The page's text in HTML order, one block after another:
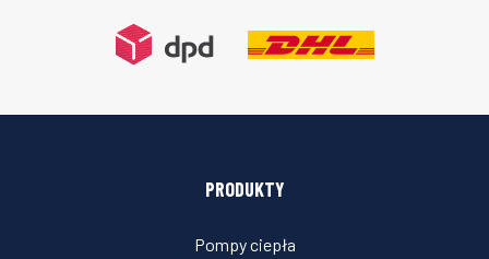
PRODUKTY
Pompy ciepła